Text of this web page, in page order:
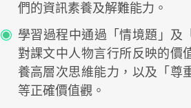
們的資訊素養及解難能力。
學習過程中通過「情境題」及
對課文中人物言行所反映的價
養高層次思維能力，以及「尊
等正確價值觀。